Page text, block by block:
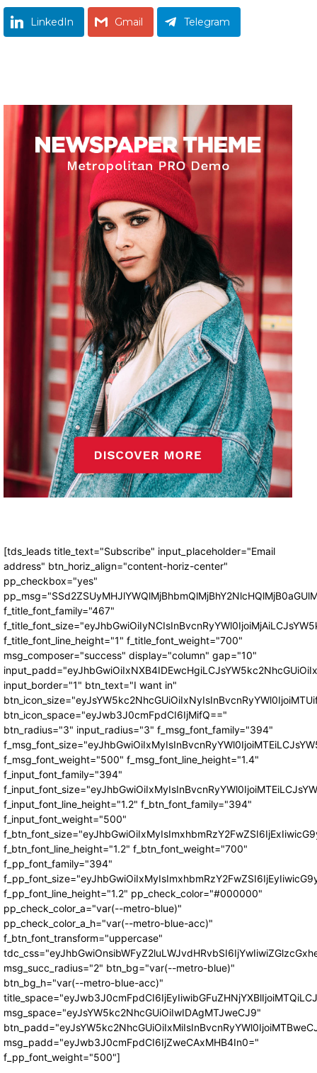
LinkedIn Gmail Telegram
[tds_leads title_text="Subscribe" input_placeholder="Email
address" btn_horiz_align="content-horiz-center"
pp_checkbox="yes"
f_title_font_family="467"
f_title_font_line_height="1" f_title_font_weight="700"
msg_composer="success" display="column" gap="10"
input_border="1" btn_text="I want in"
btn_icon_space="eyJwb3J0cmFpdCI6IjMifQ=="
btn_radius="3" input_radius="3" f_msg_font_family="394"
f_msg_font_weight="500" f_msg_font_line_height="1.4"
f_input_font_family="394"
f_input_font_line_height="1.2" f_btn_font_family="394"
f_input_font_weight="500"
f_btn_font_line_height="1.2" f_btn_font_weight="700"
f_pp_font_family="394"
f_pp_font_line_height="1.2" pp_check_color="#000000"
pp_check_color_a="var(--metro-blue)"
pp_check_color_a_h="var(--metro-blue-acc)"
f_btn_font_transform="uppercase"
msg_succ_radius="2" btn_bg="var(--metro-blue)"
btn_bg_h="var(--metro-blue-acc)"
msg_space="eyJsYW5kc2NhcGUiOiIwIDAgMTJweCJ9"
msg_padd="eyJwb3J0cmFpdCI6IjZweCAxMHB4In0="
f_pp_font_weight="500"]